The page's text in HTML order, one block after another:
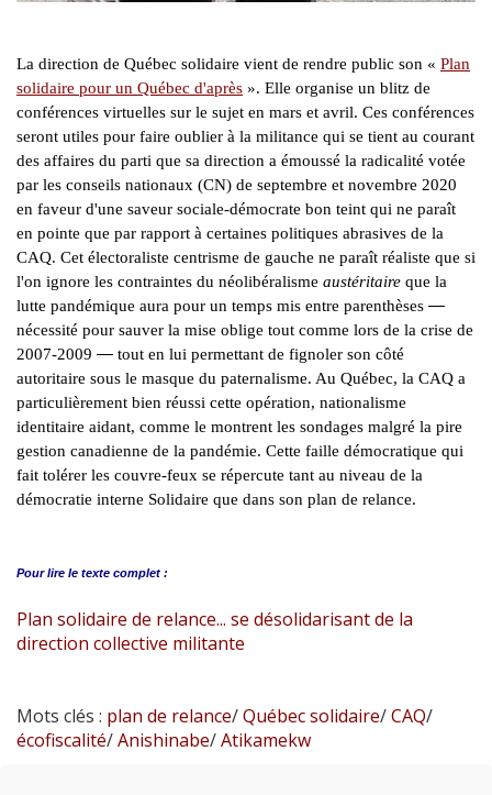
La direction de Québec solidaire vient de rendre public son « Plan
solidaire pour un Québec d'après ». Elle organise un blitz de
conférences virtuelles sur le sujet en mars et avril. Ces conférences
seront utiles pour faire oublier à la militance qui se tient au courant
des affaires du parti que sa direction a émoussé la radicalité votée
par les conseils nationaux (CN) de septembre et novembre 2020
en faveur d'une saveur sociale-démocrate bon teint qui ne paraît
en pointe que par rapport à certaines politiques abrasives de la
CAQ. Cet électoraliste centrisme de gauche ne paraît réaliste que si
l'on ignore les contraintes du néolibéralisme austéritaire que la
lutte pandémique aura pour un temps mis entre parenthèses —
nécessité pour sauver la mise oblige tout comme lors de la crise de
2007-2009 — tout en lui permettant de fignoler son côté
autoritaire sous le masque du paternalisme. Au Québec, la CAQ a
particulièrement bien réussi cette opération, nationalisme
identitaire aidant, comme le montrent les sondages malgré la pire
gestion canadienne de la pandémie. Cette faille démocratique qui
fait tolérer les couvre-feux se répercute tant au niveau de la
démocratie interne Solidaire que dans son plan de relance.
Pour lire le texte complet :
Plan solidaire de relance... se désolidarisant de la
direction collective militante
Mots clés : plan de relance/Québec solidaire/CAQ/
écofiscalité/Anishinabe/Atikamekw